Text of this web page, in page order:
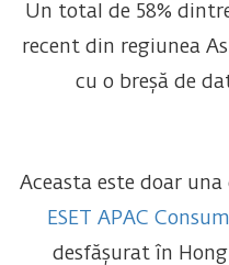
Un total de 58%
recent din regiunea
cu o breșă de
Aceasta este doar
ESET APAC
desfășurat în